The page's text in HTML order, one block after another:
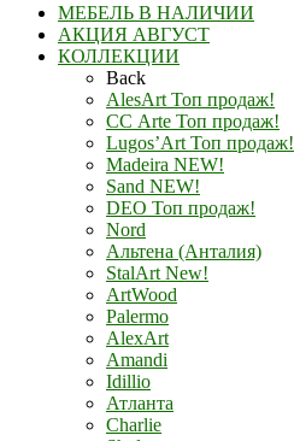
МЕБЕЛЬ В НАЛИЧИИ
АКЦИЯ АВГУСТ
КОЛЛЕКЦИИ
Back
AlesArt Топ продаж!
СС Arte Топ продаж!
Lugos’Art Топ продаж!
Madeira NEW!
Sand NEW!
DEO Топ продаж!
Nord
Альтена (Анталия)
StalArt New!
ArtWood
Palermo
AlexArt
Amandi
Idillio
Атланта
Charlie